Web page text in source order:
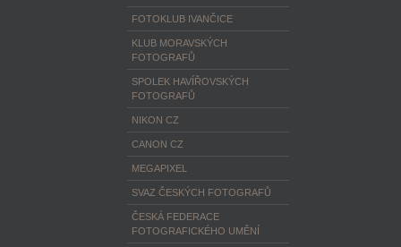
FOTOKLUB IVANČICE
KLUB MORAVSKÝCH
FOTOGRAFŮ
SPOLEK HAVÍŘOVSKÝCH
FOTOGRAFŮ
NIKON CZ
CANON CZ
MEGAPIXEL
SVAZ ČESKÝCH FOTOGRAFŮ
ČESKÁ FEDERACE
FOTOGRAFICKÉHO UMĚNÍ